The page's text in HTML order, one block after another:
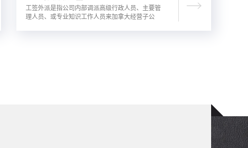
工签外派是指公司内部调派高级行政人员、主要管
理人员、或专业知识工作人员来加拿大经营子公